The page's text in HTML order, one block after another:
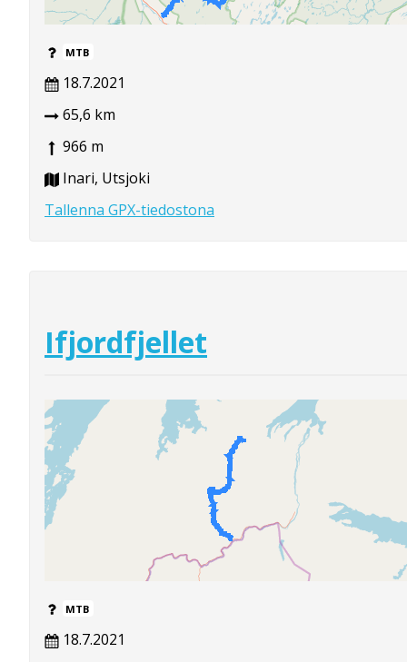
MTB
18.7.2021
65,6 km
966 m
Inari, Utsjoki
Tallenna GPX-tiedostona
Ifjordfjellet
MTB
18.7.2021